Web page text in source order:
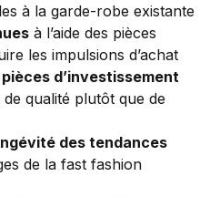
à la garde-robe existante
à l’aide des pièces
les impulsions d’achat
d’investissement
qualité plutôt que de
des tendances
de la fast fashion